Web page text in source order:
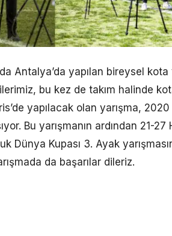
Antalya’da yapılan bireysel kota
bu kez de takım halinde
yapılacak olan yarışma,
Bu yarışmanın ardından 21-
Dünya Kupası 3. Ayak
da başarılar dileriz.